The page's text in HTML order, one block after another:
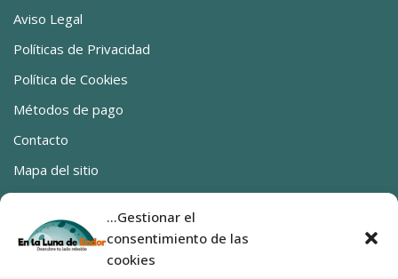
...Gestionar el
consentimiento de las
cookies
Aviso Legal
Políticas de Privacidad
Política de Cookies
Métodos de pago
Contacto
Mapa del sitio
0 productos